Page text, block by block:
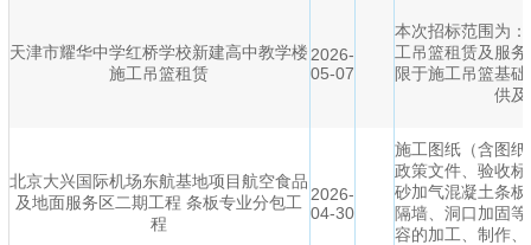
天津市耀华中学红桥学校新建高中教学楼
施工吊篮租赁
2026-
05-07
本次招标范围为
工吊篮租赁及服
限于施工吊篮基
供及
北京大兴国际机场东航基地项目航空食品
及地面服务区二期工程 条板专业分包工
程
2026-
04-30
施工图纸（含图
政策文件、验收
砂加气混凝土条
隔墙、洞口加固
容的加工、制作